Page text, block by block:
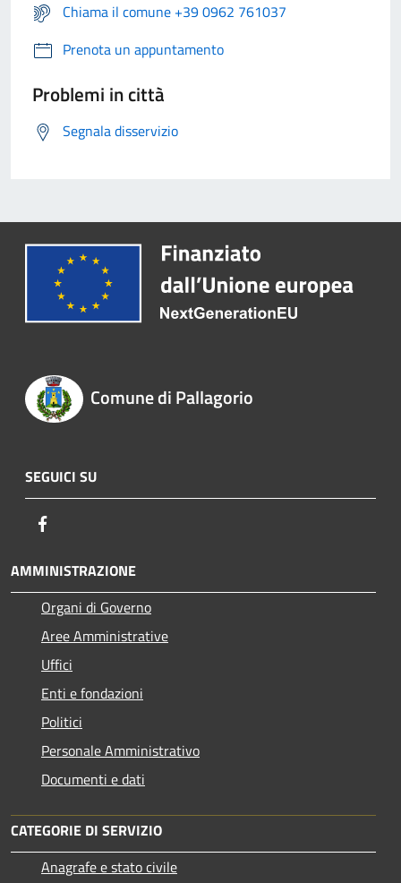
Chiama il comune +39 0962 761037
Prenota un appuntamento
Problemi in città
Segnala disservizio
Comune di Pallagorio
SEGUICI SU
AMMINISTRAZIONE
Organi di Governo
Aree Amministrative
Uffici
Enti e fondazioni
Politici
Personale Amministrativo
Documenti e dati
CATEGORIE DI SERVIZIO
Anagrafe e stato civile